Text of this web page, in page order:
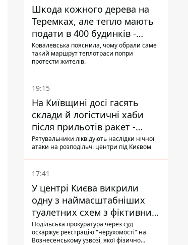
Шкода кожного дерева на
Теремках, але тепло мають
подати в 400 будинків -
депутатка Київради
Ковалевська пояснила, чому обрали саме
такий маршрут теплотраси попри
протести жителів.
19:15
На Київщині досі гасять
склади й логістичні хаби
після прильотів ракет -
ДСНС
Рятувальники ліквідують наслідки нічної
атаки на розподільчі центри під Києвом
17:41
У центрі Києва викрили
одну з наймасштабніших
туалетних схем з фіктивним
будинком
Подільська прокуратура через суд
оскаржує реєстрацію "нерухомості" на
Вознесенському узвозі, якої фізично